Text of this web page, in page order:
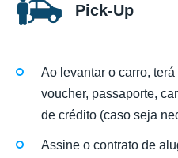
Pick-Up
Ao levantar o carro,
voucher, passaporte,
de crédito (caso seja
Assine o contrato de